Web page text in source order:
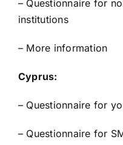
– Questionnaire for
institutions
– More information
Cyprus:
– Questionnaire for
– Questionnaire for